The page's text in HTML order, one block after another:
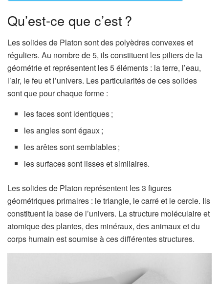
Qu’est-ce que c’est ?
Les solides de Platon sont des polyèdres convexes et
réguliers. Au nombre de 5, ils constituent les piliers de la
géométrie et représentent les 5 éléments : la terre, l’eau,
l’air, le feu et l’univers. Les particularités de ces solides
sont que pour chaque forme :
les faces sont identiques ;
les angles sont égaux ;
les arêtes sont semblables ;
les surfaces sont lisses et similaires.
Les solides de Platon représentent les 3 figures
géométriques primaires : le triangle, le carré et le cercle. Ils
constituent la base de l’univers. La structure moléculaire et
atomique des plantes, des minéraux, des animaux et du
corps humain est soumise à ces différentes structures.